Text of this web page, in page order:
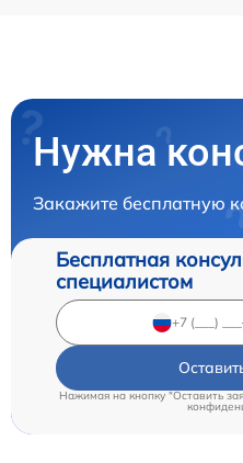
Нужна
Закажите бесплатную
Бесплатная
специалистом
Нажимая на кнопку "Оставить